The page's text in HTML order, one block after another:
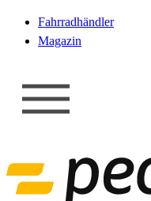
Fahrradhändler
Magazin